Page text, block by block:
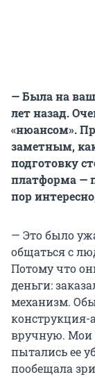
— Была на
лет назад.
«нюансом».
заметным,
подготовку
платформа —
пор
— Это было
общаться с
Потому что
деньги:
механизм.
конструкция-
вручную. Мои
пытались ее
пообещала